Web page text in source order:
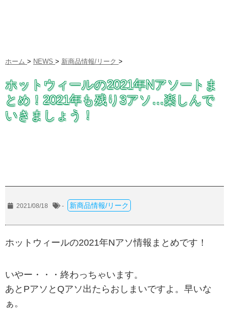
ホーム > NEWS > 新商品情報/リーク >
ホットウィールの2021年Nアソートま
とめ！2021年も残り3アソ…楽しんで
いきましょう！
2021/08/18 - 新商品情報/リーク
ホットウィールの2021年Nアソ情報まとめです！
いやー・・・終わっちゃいます。
あとPアソとQアソ出たらおしまいですよ。早いな
ぁ。